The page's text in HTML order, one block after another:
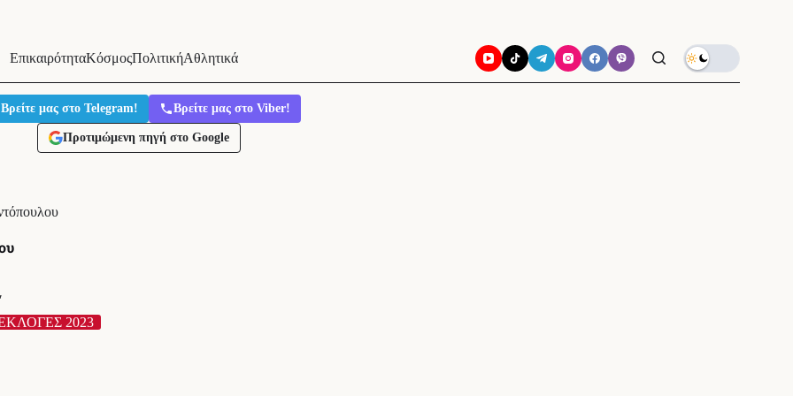
ΕπικαιρότηταΚόσμοςΠολιτικήΑθλητικά
Βρείτε μας στο Telegram! Βρείτε μας στο Viber!
Προτιμώμενη πηγή στο Google
2023